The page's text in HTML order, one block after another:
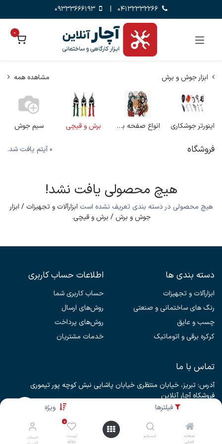
فیلترها ویژه
صفحه
اصلی
جستجو
0
لیست
علاقه
حساب
04132332266
|
09333666193
0
ابزار جوش و برش مشاهده همه
اینورتر جوشکاری انواع صفحه برش برش و قیچی سیم جوش
فروشگاه 0 آیتم یافت شد.
هیچ محصولی یافت نشد!
هیچ محصولی در دسته بندی تعریف نشده است ابزارآلات و تجهیزات / ابزار
جوش و برش / برش و قیچی.
دسته بندی ها
ابزارآلات و تجهیزات
رنگ های ساختمانی و صنعتی
چسب و عایق
کرکره برقی و اتوماتیک
اطلاعات حساب کاربری
حساب کاربری شما
روش‌های ارسال
روش‌های پرداخت
خدمات مشتریان
تماس با ما
آدرس: تبریز، خیابان منتظری خیابان پاشایی نبش کوچه پور تیموری
فروشکاه آچار آنلاین
aacharonline@gmail.com
04132332266
09333666193